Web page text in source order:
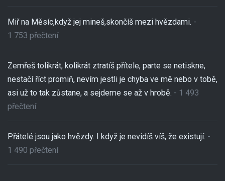
Miř na Měsíc,když jej mineš,skončíš mezi hvězdami. -
1 753 přečtení
Zemřeš tolikrát, kolikrát ztratíš přítele, parte se netiskne,
nestačí říct promiň, nevím jestli je chyba ve mě nebo v tobě,
asi už to tak zůstane, a sejdeme se až v hrobě. - 1 493
přečtení
Přátelé jsou jako hvězdy. I když je nevidíš víš, že existují. -
1 490 přečtení